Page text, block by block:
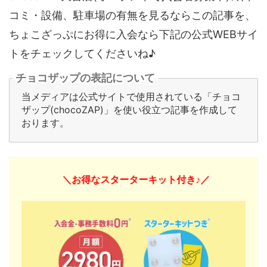
コミ・設備、駐車場の有無を見るならこの記事を、
ちょこざっぷにお得に入会なら下記の公式WEBサイ
トをチェックしてくださいね♪
チョコザップの表記について
当メディアは公式サイトで使用されている「チョコ
ザップ(chocoZAP)」を使い役立つ記事を作成して
おります。
＼お得なスターターキット付き♪／